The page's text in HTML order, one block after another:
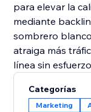
para elevar la
mediante
sombrero
atraiga más
Categorías
Marketing